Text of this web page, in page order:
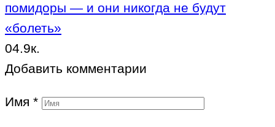
помидоры — и они никогда не будут
«болеть»
04.9к.
Добавить комментарии
Имя *